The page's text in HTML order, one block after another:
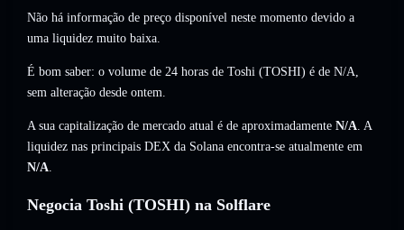
Não há informação de preço disponível neste momento devido a
uma liquidez muito baixa.
É bom saber: o volume de 24 horas de Toshi (TOSHI) é de N/A,
sem alteração desde ontem.
A sua capitalização de mercado atual é de aproximadamente N/A. A
liquidez nas principais DEX da Solana encontra-se atualmente em
N/A.
Negocia Toshi (TOSHI) na Solflare